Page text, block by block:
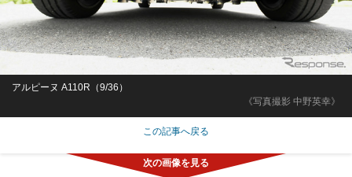
《写真撮影 中野英幸》
アルピーヌ A110R（9/36）
この記事へ戻る